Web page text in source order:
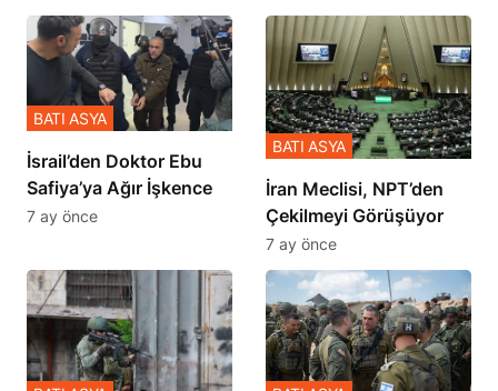
İsrail’den Doktor Ebu
Safiya’ya Ağır İşkence
BATI ASYA
7 ay önce
İran Meclisi, NPT’den
Çekilmeyi Görüşüyor
BATI ASYA
7 ay önce